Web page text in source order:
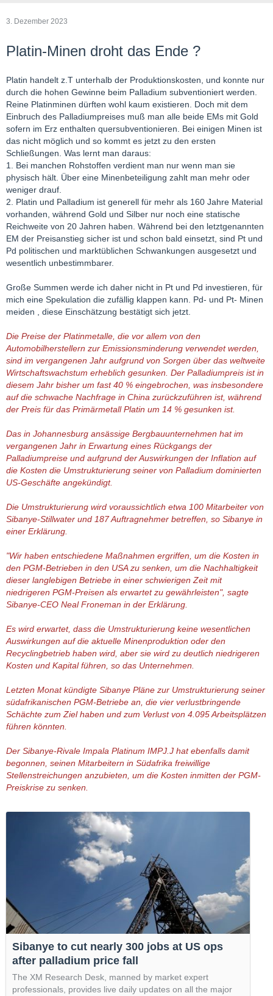
3. Dezember 2023
Platin-Minen droht das Ende ?
Platin handelt z.T unterhalb der Produktionskosten, und konnte nur
durch die hohen Gewinne beim Palladium subventioniert werden.
Reine Platinminen dürften wohl kaum existieren. Doch mit dem
Einbruch des Palladiumpreises muß man alle beide EMs mit Gold
sofern im Erz enthalten quersubventionieren. Bei einigen Minen ist
das nicht möglich und so kommt es jetzt zu den ersten
Schließungen. Was lernt man daraus:
1. Bei manchen Rohstoffen verdient man nur wenn man sie
physisch hält. Über eine Minenbeteiligung zahlt man mehr oder
weniger drauf.
2. Platin und Palladium ist generell für mehr als 160 Jahre Material
vorhanden, während Gold und Silber nur noch eine statische
Reichweite von 20 Jahren haben. Während bei den letztgenannten
EM der Preisanstieg sicher ist und schon bald einsetzt, sind Pt und
Pd politischen und marktüblichen Schwankungen ausgesetzt und
wesentlich unbestimmbarer.
Große Summen werde ich daher nicht in Pt und Pd investieren, für
mich eine Spekulation die zufällig klappen kann. Pd- und Pt- Minen
meiden , diese Einschätzung bestätigt sich jetzt.
Die Preise der Platinmetalle, die vor allem von den
Automobilherstellern zur Emissionsminderung verwendet werden,
sind im vergangenen Jahr aufgrund von Sorgen über das weltweite
Wirtschaftswachstum erheblich gesunken. Der Palladiumpreis ist in
diesem Jahr bisher um fast 40 % eingebrochen, was insbesondere
auf die schwache Nachfrage in China zurückzuführen ist, während
der Preis für das Primärmetall Platin um 14 % gesunken ist.
Das in Johannesburg ansässige Bergbauunternehmen hat im
vergangenen Jahr in Erwartung eines Rückgangs der
Palladiumpreise und aufgrund der Auswirkungen der Inflation auf
die Kosten die Umstrukturierung seiner von Palladium dominierten
US-Geschäfte angekündigt.
Die Umstrukturierung wird voraussichtlich etwa 100 Mitarbeiter von
Sibanye-Stillwater und 187 Auftragnehmer betreffen, so Sibanye in
einer Erklärung.
"Wir haben entschiedene Maßnahmen ergriffen, um die Kosten in
den PGM-Betrieben in den USA zu senken, um die Nachhaltigkeit
dieser langlebigen Betriebe in einer schwierigen Zeit mit
niedrigeren PGM-Preisen als erwartet zu gewährleisten", sagte
Sibanye-CEO Neal Froneman in der Erklärung.
Es wird erwartet, dass die Umstrukturierung keine wesentlichen
Auswirkungen auf die aktuelle Minenproduktion oder den
Recyclingbetrieb haben wird, aber sie wird zu deutlich niedrigeren
Kosten und Kapital führen, so das Unternehmen.
Letzten Monat kündigte Sibanye Pläne zur Umstrukturierung seiner
südafrikanischen PGM-Betriebe an, die vier verlustbringende
Schächte zum Ziel haben und zum Verlust von 4.095 Arbeitsplätzen
führen könnten.
Der Sibanye-Rivale Impala Platinum IMPJ.J hat ebenfalls damit
begonnen, seinen Mitarbeitern in Südafrika freiwillige
Stellenstreichungen anzubieten, um die Kosten inmitten der PGM-
Preiskrise zu senken.
Sibanye to cut nearly 300 jobs at US ops
after palladium price fall
The XM Research Desk, manned by market expert
professionals, provides live daily updates on all the major